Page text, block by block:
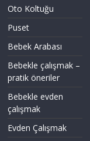
Oto Koltuğu
Puset
Bebek Arabası
Bebekle çalışmak –
pratik öneriler
Bebekle evden
çalışmak
Evden Çalışmak